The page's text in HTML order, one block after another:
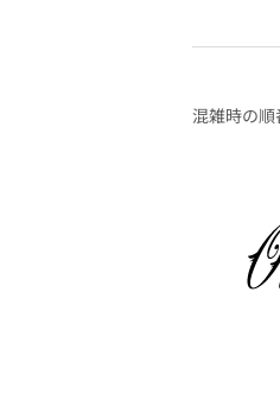
混雑時の順